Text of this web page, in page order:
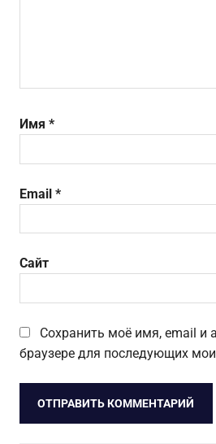
Имя *
Email *
Сайт
Сохранить моё имя, email и
браузере для последующих